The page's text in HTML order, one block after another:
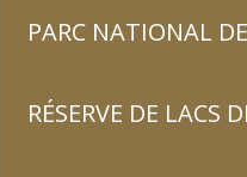
PARC NATIONAL
RÉSERVE DE LACS